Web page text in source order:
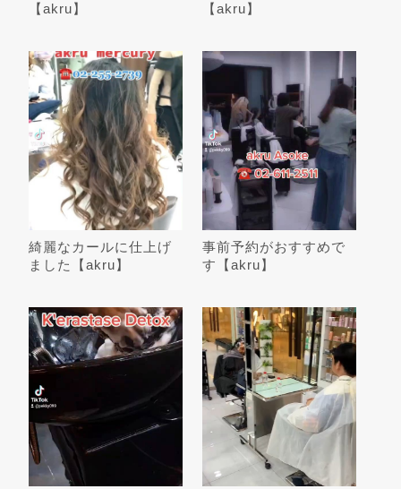
【akru】
【akru】
綺麗なカールに仕上げ
ました【akru】
事前予約がおすすめで
す【akru】